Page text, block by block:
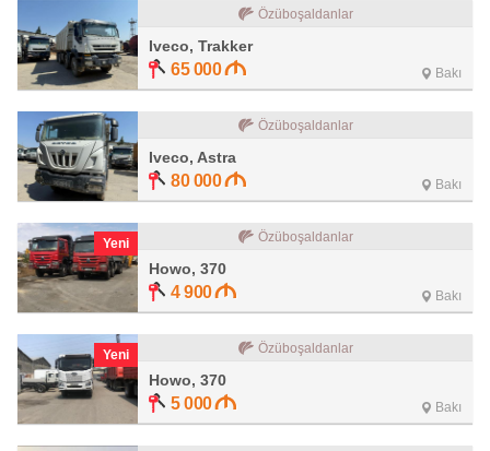
Özüboşaldanlar
Iveco, Trakker
65 000 Bakı
Özüboşaldanlar
Iveco, Astra
80 000 Bakı
Yeni Özüboşaldanlar
Howo, 370
4 900 Bakı
Yeni Özüboşaldanlar
Howo, 370
5 000 Bakı